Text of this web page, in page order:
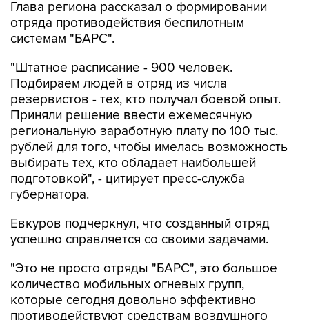
Глава региона рассказал о формировании
отряда противодействия беспилотным
системам "БАРС".
"Штатное расписание - 900 человек.
Подбираем людей в отряд из числа
резервистов - тех, кто получал боевой опыт.
Приняли решение ввести ежемесячную
региональную заработную плату по 100 тыс.
рублей для того, чтобы имелась возможность
выбирать тех, кто обладает наибольшей
подготовкой", - цитирует пресс-служба
губернатора.
Евкуров подчеркнул, что созданный отряд
успешно справляется со своими задачами.
"Это не просто отряды "БАРС", это большое
количество мобильных огневых групп,
которые сегодня довольно эффективно
противодействуют средствам воздушного